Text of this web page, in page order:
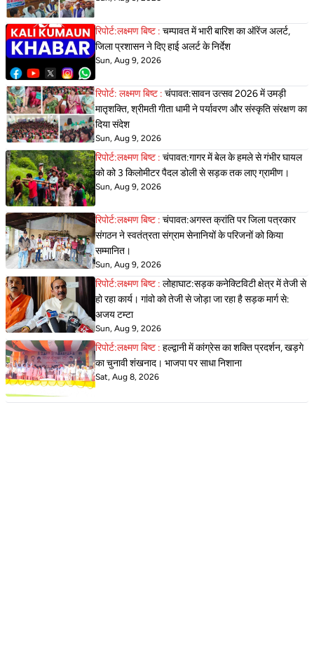
रिपोर्ट:लक्ष्मण बिष्ट : चम्पावत में भारी बारिश का ऑरेंज अलर्ट,
जिला प्रशासन ने दिए हाई अलर्ट के निर्देश
Sun, Aug 9, 2026
रिपोर्ट: लक्ष्मण बिष्ट : चंपावत:सावन उत्सव 2026 में उमड़ी
मातृशक्ति, श्रीमती गीता धामी ने पर्यावरण और संस्कृति संरक्षण का
दिया संदेश
Sun, Aug 9, 2026
रिपोर्ट:लक्ष्मण बिष्ट : चंपावत:गागर में बेल के हमले से गंभीर घायल
को को 3 किलोमीटर पैदल डोली से सड़क तक लाए ग्रामीण।
Sun, Aug 9, 2026
रिपोर्ट:लक्ष्मण बिष्ट : चंपावत:अगस्त क्रांति पर जिला पत्रकार
संगठन ने स्वतंत्रता संग्राम सेनानियों के परिजनों को किया
सम्मानित।
Sun, Aug 9, 2026
रिपोर्ट:लक्ष्मण बिष्ट : लोहाघाट:सड़क कनेक्टिविटी क्षेत्र में तेजी से
हो रहा कार्य। गांवो को तेजी से जोड़ा जा रहा है सड़क मार्ग से:
अजय टम्टा
Sun, Aug 9, 2026
रिपोर्ट:लक्ष्मण बिष्ट : हल्द्वानी में कांग्रेस का शक्ति प्रदर्शन, खड़गे
का चुनावी शंखनाद। भाजपा पर साधा निशाना
Sat, Aug 8, 2026